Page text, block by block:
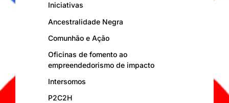
Iniciativas
Ancestralidade Negra
Comunhão e Ação
Oficinas de fomento ao
empreendedorismo de impacto
Intersomos
P2C2H